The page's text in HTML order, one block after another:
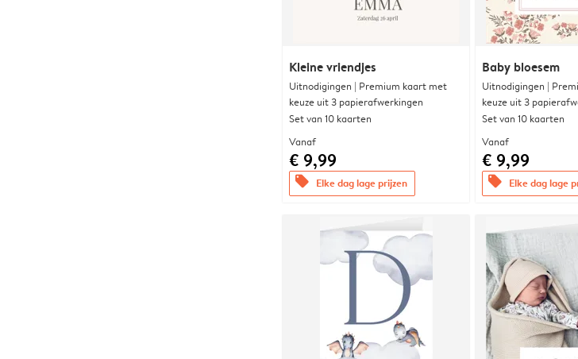
Kleine vriendjes
Uitnodigingen | Premium kaart met
keuze uit 3 papierafwerkingen
Set van 10 kaarten
Vanaf
€ 9,99
offers Elke dag lage prijzen
Baby bloesem
Uitnodigingen |
keuze uit 3
Set van 10 kaarten
Vanaf
€ 9,99
offers Elke dag lage